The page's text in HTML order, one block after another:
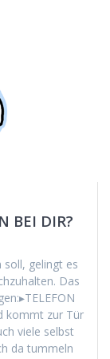
BEI DIR?
soll, gelingt es
Das
kommt zur Tür
viele selbst
da tummeln